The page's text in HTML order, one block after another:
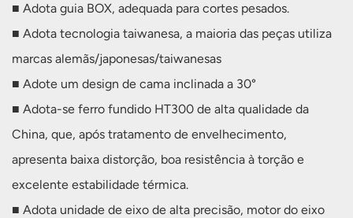
■ Adota guia BOX, adequada para cortes pesados.
■ Adota tecnologia taiwanesa, a maioria das peças utiliza
marcas alemãs/japonesas/taiwanesas
■ Adote um design de cama inclinada a 30°
■ Adota-se ferro fundido HT300 de alta qualidade da
China, que, após tratamento de envelhecimento,
apresenta baixa distorção, boa resistência à torção e
excelente estabilidade térmica.
■ Adota unidade de eixo de alta precisão, motor do eixo